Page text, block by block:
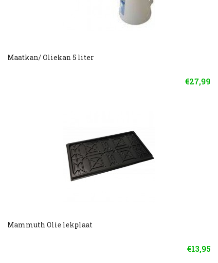
Maatkan/ Oliekan 5 liter
€27,99
Mammuth Olie lekplaat
€13,95